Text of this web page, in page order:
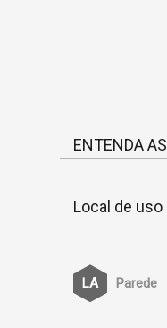
ENTENDA
Local de uso
Parede